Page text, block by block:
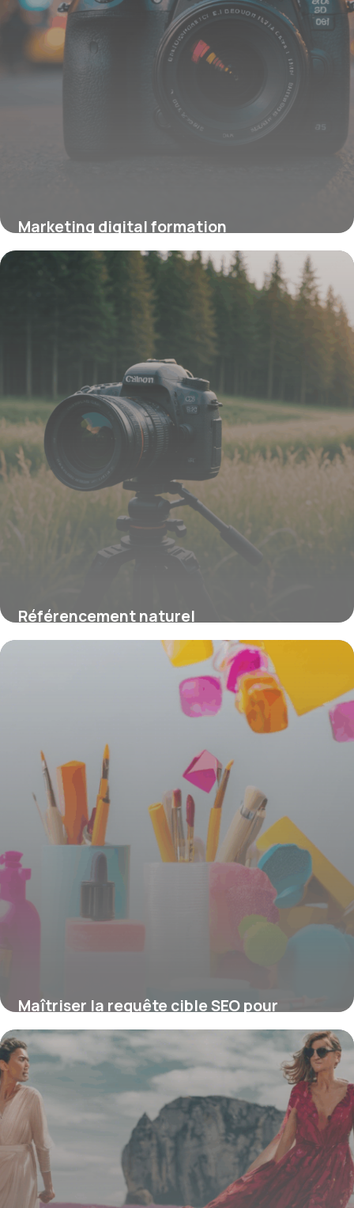
Marketing digital formation
16 juin 2026
Référencement naturel
16 juin 2026
Maîtriser la requête cible SEO pour
propulser votre visibilité en ligne
16 juin 2026